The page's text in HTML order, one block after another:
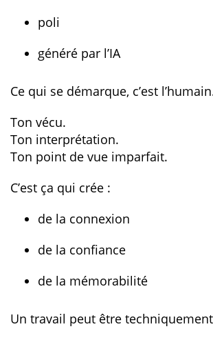
poli
généré par l’IA
Ce qui se démarque, c’est
Ton vécu.
Ton interprétation.
Ton point de vue imparfait.
C’est ça qui crée :
de la connexion
de la confiance
de la mémorabilité
Un travail peut être